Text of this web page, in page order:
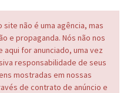
site não é uma agência, mas
e propaganda. Nós não nos
for anunciado, uma vez
responsabilidade de seus
mostradas em nossas
de contrato de anúncio e